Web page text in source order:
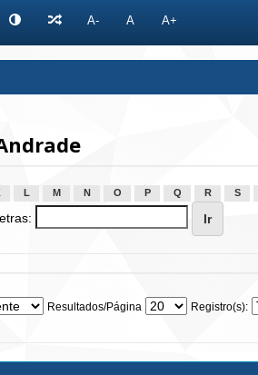
A- A A+
L M N O P Q R S
Resultados/Página Registro(s):